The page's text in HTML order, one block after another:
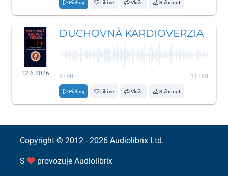
Přehraj Líbí se Vložit Stáhnout
12.6.2026
DUCHOVNÁ KARDIOVERZIA
0:00 11:08
Přehraj Líbí se Vložit Stáhnout
Copyright © 2012 - 2026 Audiolibrix Ltd.
S provozuje Audiolibrix